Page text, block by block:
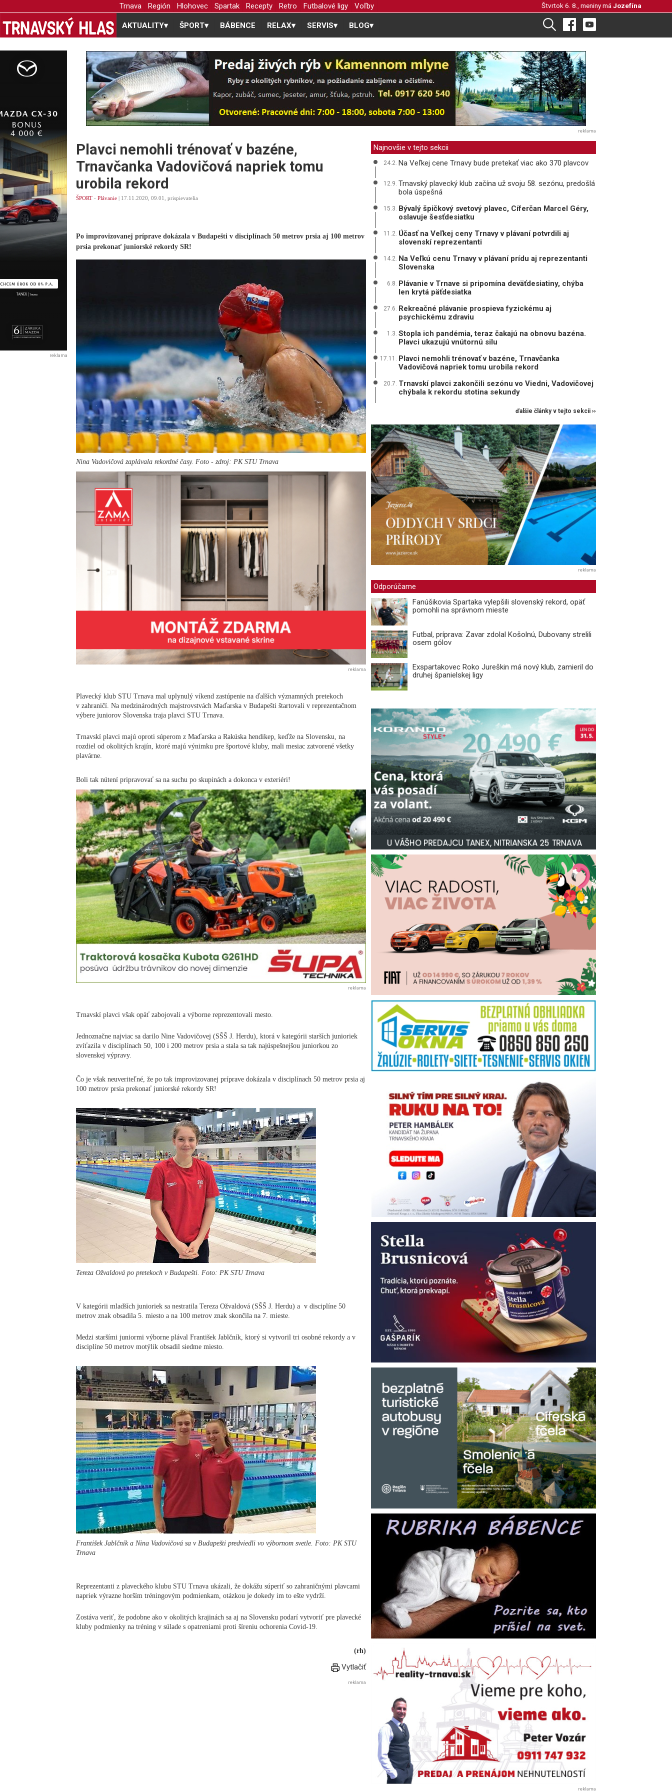
Trnava Región Hlohovec Spartak Recepty Retro Futbalové ligy Voľby Štvrtok 6. 8., meniny má Jozefína
AKTUALITY▾ ŠPORT▾ BÁBENCE RELAX▾ SERVIS▾ BLOG▾
reklama
Plavci nemohli trénovať v bazéne,
Trnavčanka Vadovičová napriek tomu
urobila rekord
ŠPORT - Plávanie | 17.11.2020, 09.01, prispievatelia
Po improvizovanej príprave dokázala v Budapešti v disciplínach 50 metrov prsia aj 100 metrov
prsia prekonať juniorské rekordy SR!
Nina Vadovičová zaplávala rekordné časy. Foto - zdroj: PK STU Trnava
reklama
Plavecký klub STU Trnava mal uplynulý víkend zastúpenie na ďalších významných pretekoch
v zahraničí. Na medzinárodných majstrovstvách Maďarska v Budapešti štartovali v reprezentačnom
výbere juniorov Slovenska traja plavci STU Trnava.
Trnavskí plavci majú oproti súperom z Maďarska a Rakúska hendikep, keďže na Slovensku, na
rozdiel od okolitých krajín, ktoré majú výnimku pre športové kluby, mali mesiac zatvorené všetky
plavárne.
Boli tak nútení pripravovať sa na suchu po skupinách a dokonca v exteriéri!
reklama
Trnavskí plavci však opäť zabojovali a výborne reprezentovali mesto.
Jednoznačne najviac sa darilo Nine Vadovičovej (SŠŠ J. Herdu), ktorá v kategórii starších junioriek
zvíťazila v disciplínach 50, 100 i 200 metrov prsia a stala sa tak najúspešnejšou juniorkou zo
slovenskej výpravy.
Čo je však neuveriteľné, že po tak improvizovanej príprave dokázala v disciplínach 50 metrov prsia aj
100 metrov prsia prekonať juniorské rekordy SR!
Tereza Ožvaldová po pretekoch v Budapešti. Foto: PK STU Trnava
V kategórii mladších junioriek sa nestratila Tereza Ožvaldová (SŠŠ J. Herdu) a v disciplíne 50
metrov znak obsadila 5. miesto a na 100 metrov znak skončila na 7. mieste.
Medzi staršími juniormi výborne plával František Jablčník, ktorý si vytvoril tri osobné rekordy a v
disciplíne 50 metrov motýlik obsadil siedme miesto.
František Jablčník a Nina Vadovičová sa v Budapešti predviedli vo výbornom svetle. Foto: PK STU
Trnava
Reprezentanti z plaveckého klubu STU Trnava ukázali, že dokážu súperiť so zahraničnými plavcami
napriek výrazne horším tréningovým podmienkam, otázkou je dokedy im to ešte vydrží.
Zostáva veriť, že podobne ako v okolitých krajinách sa aj na Slovensku podarí vytvoriť pre plavecké
kluby podmienky na tréning v súlade s opatreniami proti šíreniu ochorenia Covid-19.
(rh)
Vytlačiť
reklama
Najnovšie v tejto sekcii
24.2. Na Veľkej cene Trnavy bude pretekať viac ako 370 plavcov
12.9. Trnavský plavecký klub začína už svoju 58. sezónu, predošlá
bola úspešná
15.3. Bývalý špičkový svetový plavec, Cíferčan Marcel Géry,
oslavuje šesťdesiatku
11.2. Účasť na Veľkej ceny Trnavy v plávaní potvrdili aj
slovenskí reprezentanti
14.2. Na Veľkú cenu Trnavy v plávaní prídu aj reprezentanti
Slovenska
6.8. Plávanie v Trnave si pripomína deväťdesiatiny, chýba
len krytá päťdesiatka
27.6. Rekreačné plávanie prospieva fyzickému aj
psychickému zdraviu
1.3. Stopla ich pandémia, teraz čakajú na obnovu bazéna.
Plavci ukazujú vnútornú silu
17.11. Plavci nemohli trénovať v bazéne, Trnavčanka
Vadovičová napriek tomu urobila rekord
20.7. Trnavskí plavci zakončili sezónu vo Viedni, Vadovičovej
chýbala k rekordu stotina sekundy
ďalšie články v tejto sekcii ››
reklama
Odporúčame
Fanúšikovia Spartaka vylepšili slovenský rekord, opäť
pomohli na správnom mieste
Futbal, príprava: Zavar zdolal Košolnú, Dubovany strelili
osem gólov
Exspartakovec Roko Jureškin má nový klub, zamieril do
druhej španielskej ligy
reklama
reklama